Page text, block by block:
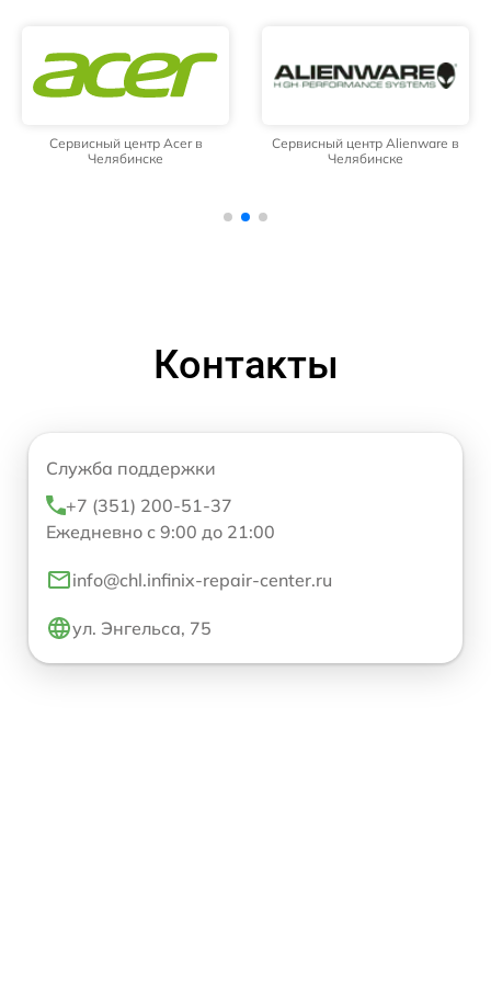
Сервисный центр Acer в
Челябинске
Сервисный центр Alienware в
Челябинске
Контакты
Служба поддержки
+7 (351) 200-51-37
Ежедневно с 9:00 до 21:00
info@chl.infinix-repair-center.ru
ул. Энгельса, 75